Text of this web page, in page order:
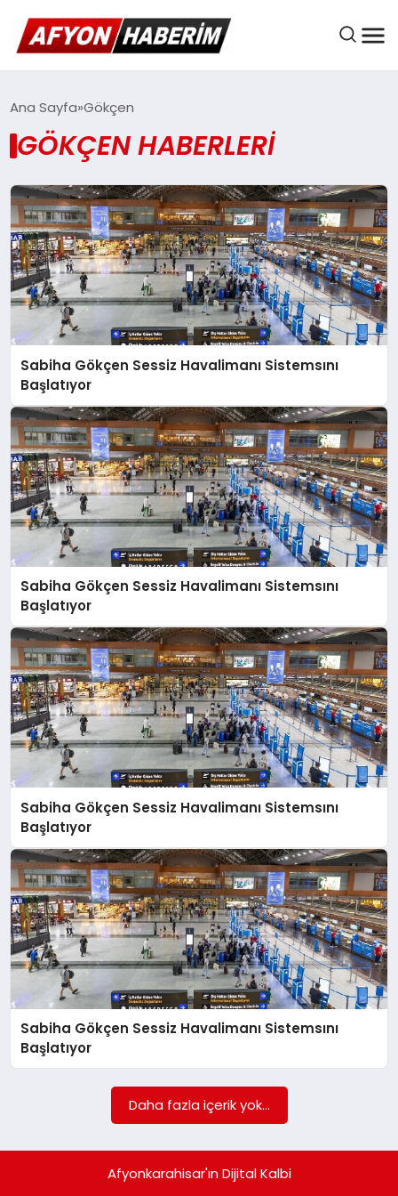
AFYON HABER
BELEDIYELER
EKONOMI
DÜNYA
SPOR
MAGAZIN
SAĞLIK
TEKNOLOJI
Ana Sayfa Gökçen
GÖKÇEN HABERLERI
Sabiha Gökçen Sessiz Havalimanı Sistemsını
Başlatıyor
Sabiha Gökçen Sessiz Havalimanı Sistemsını
Başlatıyor
Sabiha Gökçen Sessiz Havalimanı Sistemsını
Başlatıyor
Sabiha Gökçen Sessiz Havalimanı Sistemsını
Başlatıyor
Daha fazla içerik yok...
Afyonkarahisar'ın Dijital Kalbi